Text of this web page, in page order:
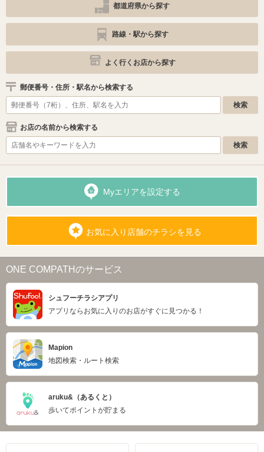
都道府県から探す
路線・駅から探す
よく行くお店から探す
郵便番号・住所・駅名から検索する
お店の名前から検索する
Myエリアを設定する
お気に入り店舗のチラシを見る
ONE COMPATHのサービス
シュフーチラシアプリ
アプリならお気に入りのお店がすぐに見つかる！
Mapion
地図検索・ルート検索
aruku&（あるくと）
歩いてポイントが貯まる